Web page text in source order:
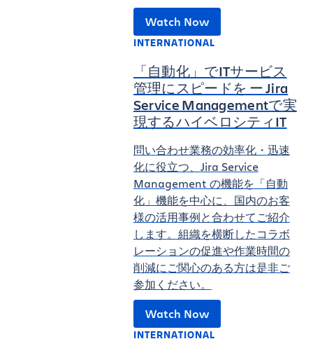
Watch Now
INTERNATIONAL
「自動化」でITサービス
管理にスピードを ー Jira
Service Managementで実
現するハイベロシティIT
問い合わせ業務の効率化・迅速
化に役立つ、Jira Service
Management の機能を「自動
化」機能を中心に、国内のお客
様の活用事例と合わせてご紹介
します。組織を横断したコラボ
レーションの促進や作業時間の
削減にご関心のある方は是非ご
参加ください。
Watch Now
INTERNATIONAL